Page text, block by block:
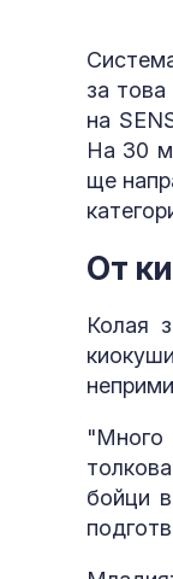
за
на
На 30
ще
От
Колая
"Много
бойци